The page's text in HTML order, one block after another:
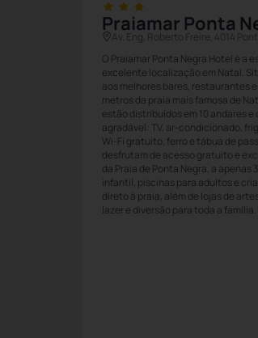
Praiamar Ponta
Av. Eng. Roberto Freire, 4014
O Praiamar Ponta Negra Hotel é a
excelente localização em Natal.
aos melhores bares, restaurantes
metros da praia mais famosa de
estão distribuídos em 10 andares
agradável: TV, ar-condicionado,
Wi-Fi gratuito, ferro e tábua de
desfrutam de acesso gratuito e
da Praia de Ponta Negra, a
infantil, piscinas para adultos e
direto à praia, além de lojas de
lazer e diversão para toda a família.